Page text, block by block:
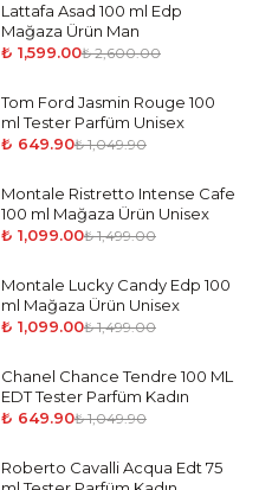
-39%
Lattafa Asad 100 ml Edp
Mağaza Ürün Man
₺ 1,599.00₺ 2,600.00
-38%
Tom Ford Jasmin Rouge 100
ml Tester Parfüm Unisex
₺ 649.90₺ 1,049.90
-27%
Montale Ristretto Intense Cafe
100 ml Mağaza Ürün Unisex
₺ 1,099.00₺ 1,499.00
-27%
Montale Lucky Candy Edp 100
ml Mağaza Ürün Unisex
₺ 1,099.00₺ 1,499.00
-38%
Chanel Chance Tendre 100 ML
EDT Tester Parfüm Kadın
₺ 649.90₺ 1,049.90
-38%
Roberto Cavalli Acqua Edt 75